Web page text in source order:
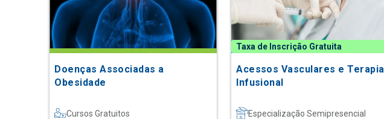
Doenças Associadas a
Obesidade
Cursos Gratuitos
Taxa de Inscrição Gratuita
Acessos Vasculares e Terapia
Infusional
Especialização Semipresencial